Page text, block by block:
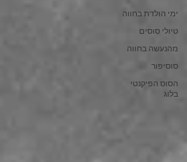
ימי הולדת בחווה
טיולי סוסים
מהנעשה בחווה
סוסיפור
הסוס הפיקנטי
בלוג